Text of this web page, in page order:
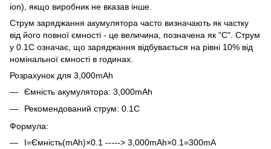
ion), якщо виробник не вказав інше.
Струм заряджання акумулятора часто визначають як частку
від його повної ємності - це величина, позначена як "C". Струм
у 0.1C означає, що заряджання відбувається на рівні 10% від
номінальної ємності в годинах.
Розрахунок для 3,000mAh
Ємність акумулятора: 3,000mAh
Рекомендований струм: 0.1C
Формула:
I=Ємність(mAh)×0.1 -----> 3,000mAh×0.1=300mA